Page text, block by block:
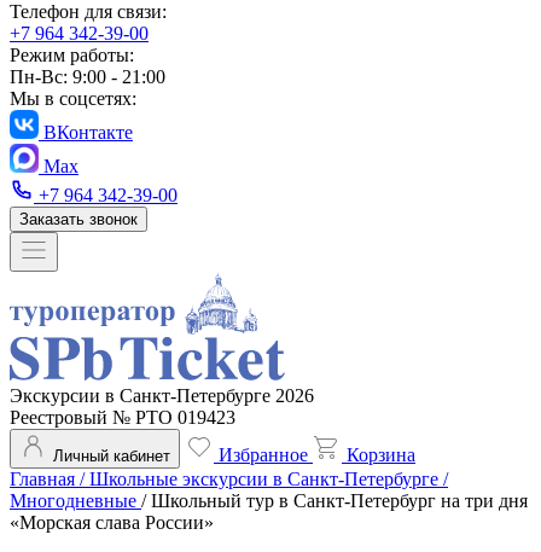
Телефон для связи:
+7 964 342-39-00
Режим работы:
Пн-Вс: 9:00 - 21:00
Мы в соцсетях:
ВКонтакте
Max
+7 964 342-39-00
Заказать звонок
Экскурсии в Санкт-Петербурге 2026
Реестровый № РТО 019423
Личный кабинет Избранное
Корзина
Главная /Школьные экскурсии в Санкт-Петербурге /
Многодневные /Школьный тур в Санкт-Петербург на три дня
«Морская слава России»